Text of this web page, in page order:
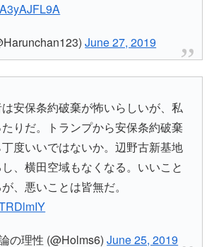
June 27, 2019
安保条約破棄が怖いらしいが、私
りだ。トランプから安保条約破棄
度いいではないか。辺野古新基地
、横田空域もなくなる。いいこと
、悪いことは皆無だ。
の理性 (@Holms6)June 25, 2019